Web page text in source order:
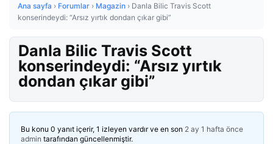
Ana sayfa › Forumlar › Magazin › Danla Bilic Travis Scott
konserindeydi: “Arsız yırtık dondan çıkar gibi”
Danla Bilic Travis Scott
konserindeydi: “Arsız yırtık
dondan çıkar gibi”
Bu konu 0 yanıt içerir, 1 izleyen vardır ve en son 2 ay 1 hafta önce
admin tarafından güncellenmiştir.